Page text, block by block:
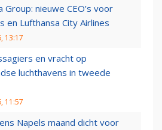
Group: nieuwe CEO’s voor
en Lufthansa City Airlines
13:17
en vracht op
luchthavens in tweede
11:57
Napels maand dicht voor